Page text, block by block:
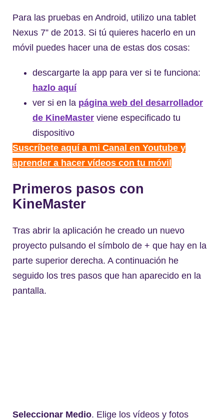
Para las pruebas en Android, utilizo una tablet
Nexus 7” de 2013. Si tú quieres hacerlo en un
móvil puedes hacer una de estas dos cosas:
descargarte la app para ver si te funciona:
hazlo aquí
ver si en la página web del desarrollador
de KineMaster viene especificado tu
dispositivo
Suscríbete aquí a mi Canal en Youtube y
aprender a hacer vídeos con tu móvil
Primeros pasos con
KineMaster
Tras abrir la aplicación he creado un nuevo
proyecto pulsando el símbolo de + que hay en la
parte superior derecha. A continuación he
seguido los tres pasos que han aparecido en la
pantalla.
Seleccionar Medio. Elige los vídeos y fotos